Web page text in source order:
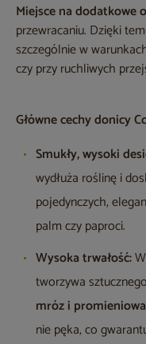
Miejsce na dodatkowe
przewracaniu. Dzięki
szczególnie w
czy przy ruchliwych
Główne cechy donicy
Smukły, wysoki
wydłuża roślinę i
pojedynczych,
palm czy paproci.
Wysoka trwałość:
tworzywa
mróz i
nie pęka, co